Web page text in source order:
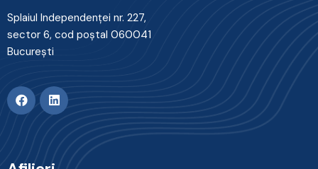
Splaiul Independenţei nr. 227,
sector 6, cod poştal 060041
Bucureşti